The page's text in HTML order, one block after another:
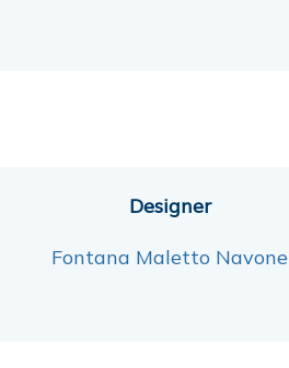
Designer
Fontana Maletto Navone